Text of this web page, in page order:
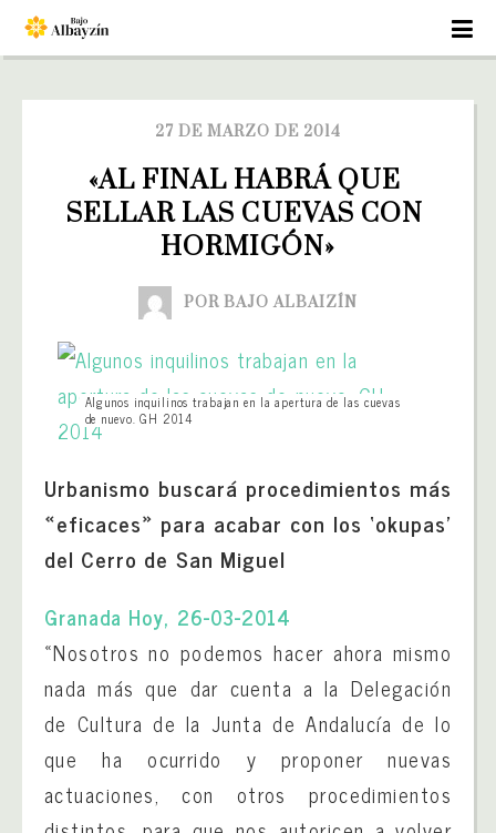
27 DE MARZO DE 2014
«AL FINAL HABRÁ QUE
SELLAR LAS CUEVAS CON
HORMIGÓN»
POR BAJO ALBAIZÍN
Algunos inquilinos trabajan en la apertura de las cuevas
de nuevo. GH 2014
Urbanismo buscará procedimientos más
«eficaces» para acabar con los ‘okupas’
del Cerro de San Miguel
Granada Hoy, 26-03-2014
«Nosotros no podemos hacer ahora mismo
nada más que dar cuenta a la Delegación
de Cultura de la Junta de Andalucía de lo
que ha ocurrido y proponer nuevas
actuaciones, con otros procedimientos